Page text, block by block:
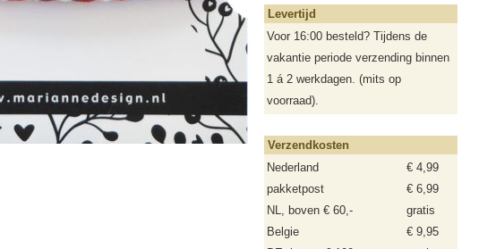
Levertijd
Voor 16:00 besteld? Tijdens de
vakantie periode verzending binnen
1 á 2 werkdagen. (mits op
voorraad).
Verzendkosten
Nederland
€ 4,99
pakketpost
€ 6,99
NL, boven € 60,-
gratis
Belgie
€ 9,95